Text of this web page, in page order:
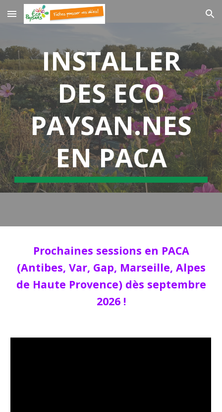
Skip to main content Skip to navigation
INSTALLER
DES ECO
PAYSAN.NES
EN PACA
Prochaines sessions en PACA
(Antibes, Var, Gap, Marseille, Alpes
de Haute Provence) dès septembre
2026 !